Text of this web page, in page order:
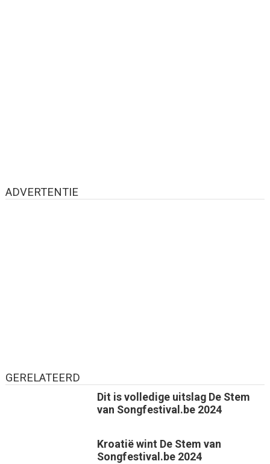
ADVERTENTIE
GERELATEERD
Dit is volledige uitslag De Stem
van Songfestival.be 2024
Kroatië wint De Stem van
Songfestival.be 2024